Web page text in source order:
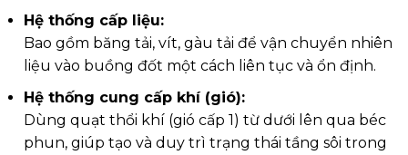
Hệ thống cấp liệu:
Bao gồm băng tải, vít, gàu tải để vận chuyển nhiên
liệu vào buồng đốt một cách liên tục và ổn định.
Hệ thống cung cấp khí (gió):
Dùng quạt thổi khí (gió cấp 1) từ dưới lên qua béc
phun, giúp tạo và duy trì trạng thái tầng sôi trong